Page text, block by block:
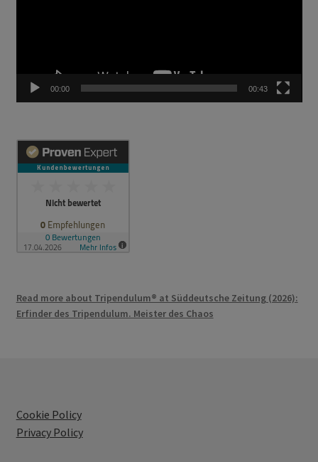
00:00 00:43
Read more about Tripendulum® at Süddeutsche Zeitung (2026):
Erfinder des Tripendulum. Meister des Chaos
Cookie Policy
Privacy Policy